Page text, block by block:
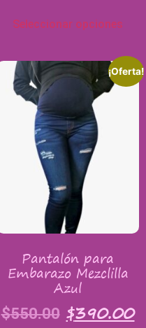
Seleccionar opciones
¡Oferta!
Pantalón para
Embarazo Mezclilla
Azul
$550.00 $390.00